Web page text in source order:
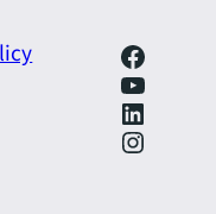
Facebook
https://www.youtube.com/@SfrecciAzzurra
LinkedIn
Instagram